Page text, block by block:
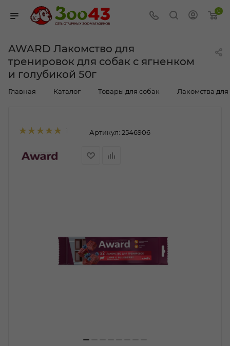
0
AWARD Лакомство для
тренировок для собак с ягненком
и голубикой 50г
Главная Каталог Товары для собак Лакомства для
1 Артикул: 2546906